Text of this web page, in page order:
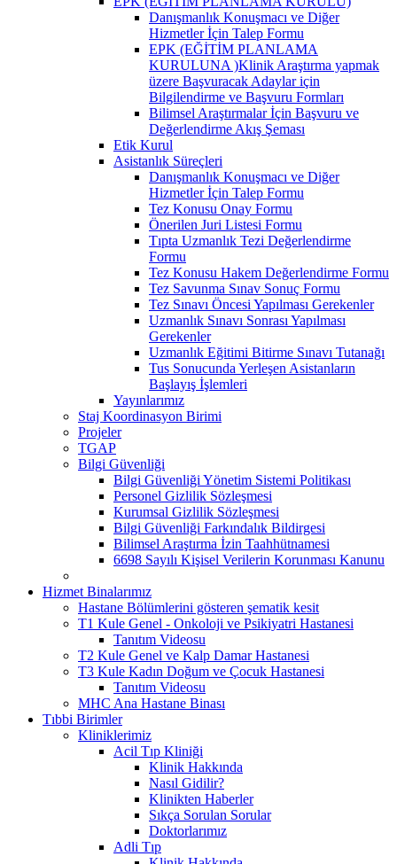
Danışmanlık Konuşmacı ve Diğer
Hizmetler İçin Talep Formu
EPK (EĞİTİM PLANLAMA
KURULUNA )Klinik Araştırma yapmak
üzere Başvuracak Adaylar için
Bilgilendirme ve Başvuru Formları
Bilimsel Araştırmalar İçin Başvuru ve
Değerlendirme Akış Şeması
Etik Kurul
Asistanlık Süreçleri
Danışmanlık Konuşmacı ve Diğer
Hizmetler İçin Talep Formu
Tez Konusu Onay Formu
Önerilen Juri Listesi Formu
Tıpta Uzmanlık Tezi Değerlendirme
Formu
Tez Konusu Hakem Değerlendirme Formu
Tez Savunma Sınav Sonuç Formu
Tez Sınavı Öncesi Yapılması Gerekenler
Uzmanlık Sınavı Sonrası Yapılması
Gerekenler
Uzmanlık Eğitimi Bitirme Sınavı Tutanağı
Tus Sonucunda Yerleşen Asistanların
Başlayış İşlemleri
Yayınlarımız
Staj Koordinasyon Birimi
Projeler
TGAP
Bilgi Güvenliği
Bilgi Güvenliği Yönetim Sistemi Politikası
Personel Gizlilik Sözleşmesi
Kurumsal Gizlilik Sözleşmesi
Bilgi Güvenliği Farkındalık Bildirgesi
Bilimsel Araştırma İzin Taahhütnamesi
6698 Sayılı Kişisel Verilerin Korunması Kanunu
Hizmet Binalarımız
Hastane Bölümlerini gösteren şematik kesit
T1 Kule Genel - Onkoloji ve Psikiyatri Hastanesi
Tanıtım Videosu
T2 Kule Genel ve Kalp Damar Hastanesi
T3 Kule Kadın Doğum ve Çocuk Hastanesi
Tanıtım Videosu
MHC Ana Hastane Binası
Tıbbi Birimler
Kliniklerimiz
Acil Tıp Kliniği
Klinik Hakkında
Nasıl Gidilir?
Klinikten Haberler
Sıkça Sorulan Sorular
Doktorlarımız
Adli Tıp